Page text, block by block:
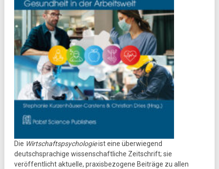
Die Wirtschaftspsychologieist eine überwiegend
deutschsprachige wissenschaftliche Zeitschrift; sie
veröffentlicht aktuelle, praxisbezogene Beiträge zu allen